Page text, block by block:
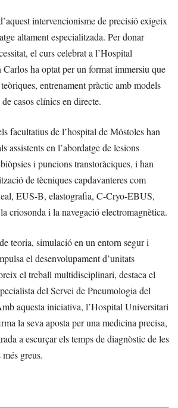
intervencionisme de precisió exigeix
altament especialitzada. Per donar
el curs celebrat a l’Hospital
ha optat per un format immersiu que
entrenament pràctic amb models
casos clínics en directe.
facultatius de l’hospital de Móstoles han
assistents en l’abordatge de lesions
i puncions transtoràciques, i han
de tècniques capdavanteres com
EUS-B, elastografia, C-Cryo-EBUS,
criosonda i la navegació electromagnètica.
teoria, simulació en un entorn segur i
el desenvolupament d’unitats
el treball multidisciplinari, destaca el
del Servei de Pneumologia del
aquesta iniciativa, l’Hospital Universitari
la seva aposta per una medicina precisa,
a escurçar els temps de diagnòstic de les
greus.